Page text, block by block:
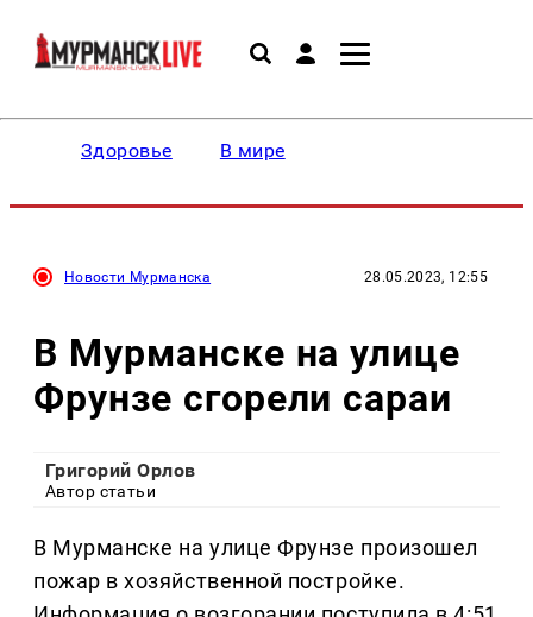
Здоровье В мире
Новости Мурманска 28.05.2023, 12:55
В Мурманске на улице
Фрунзе сгорели сараи
Григорий Орлов
Автор статьи
В Мурманске на улице Фрунзе произошел
пожар в хозяйственной постройке.